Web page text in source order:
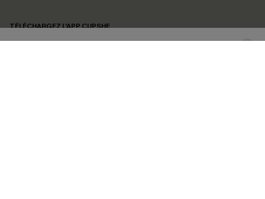
TÉLÉCHARGEZ L’APP CUPSHE